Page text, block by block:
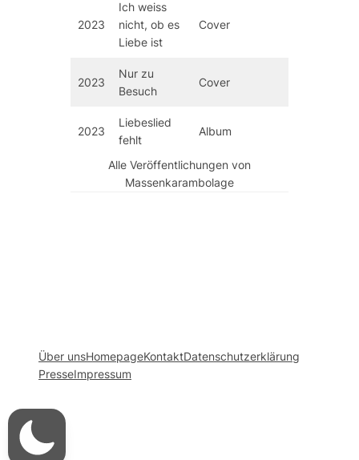
2023
Ich weiss
nicht, ob es
Liebe ist
Cover
2023
Nur zu
Besuch
Cover
2023
Liebeslied
fehlt
Album
Alle Veröffentlichungen von
Massenkarambolage
Über unsHomepageKontaktDatenschutzerklärung
PresseImpressum